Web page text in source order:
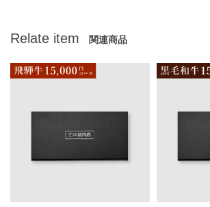
Relate item 関連商品